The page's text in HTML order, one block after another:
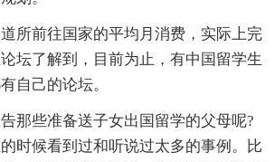
所前往国家的平均月消费，实际上完
坛了解到，目前为止，有中国留学生
自己的论坛。
那些准备送子女出国留学的父母呢?
时候看到过和听说过太多的事例。比